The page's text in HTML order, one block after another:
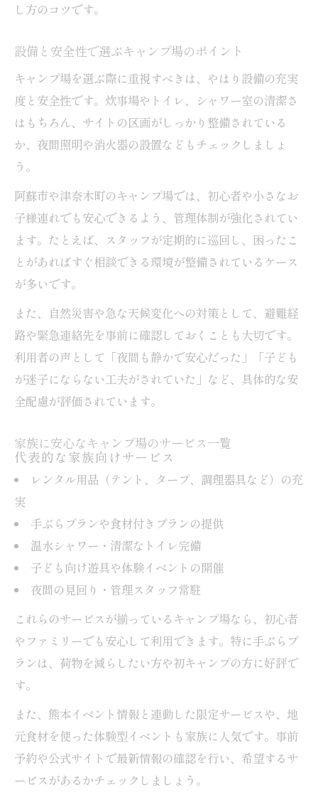
し方のコツです。
設備と安全性で選ぶキャンプ場のポイント
キャンプ場を選ぶ際に重視すべきは、やはり設備の充実
度と安全性です。炊事場やトイレ、シャワー室の清潔さ
はもちろん、サイトの区画がしっかり整備されている
か、夜間照明や消火器の設置などもチェックしましょ
う。
阿蘇市や津奈木町のキャンプ場では、初心者や小さなお
子様連れでも安心できるよう、管理体制が強化されてい
ます。たとえば、スタッフが定期的に巡回し、困ったこ
とがあればすぐ相談できる環境が整備されているケース
が多いです。
また、自然災害や急な天候変化への対策として、避難経
路や緊急連絡先を事前に確認しておくことも大切です。
利用者の声として「夜間も静かで安心だった」「子ども
が迷子にならない工夫がされていた」など、具体的な安
全配慮が評価されています。
家族に安心なキャンプ場のサービス一覧
代表的な家族向けサービス
レンタル用品（テント、タープ、調理器具など）の充
実
手ぶらプランや食材付きプランの提供
温水シャワー・清潔なトイレ完備
子ども向け遊具や体験イベントの開催
夜間の見回り・管理スタッフ常駐
これらのサービスが揃っているキャンプ場なら、初心者
やファミリーでも安心して利用できます。特に手ぶらプ
ランは、荷物を減らしたい方や初キャンプの方に好評で
す。
また、熊本イベント情報と連動した限定サービスや、地
元食材を使った体験型イベントも家族に人気です。事前
予約や公式サイトで最新情報の確認を行い、希望するサ
ービスがあるかチェックしましょう。